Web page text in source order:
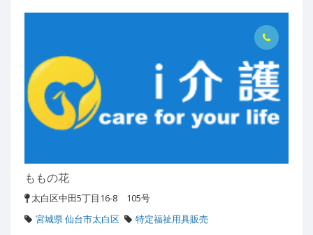
ももの花
太白区中田5丁目16-8 105号
宮城県 仙台市太白区
特定福祉用具販売